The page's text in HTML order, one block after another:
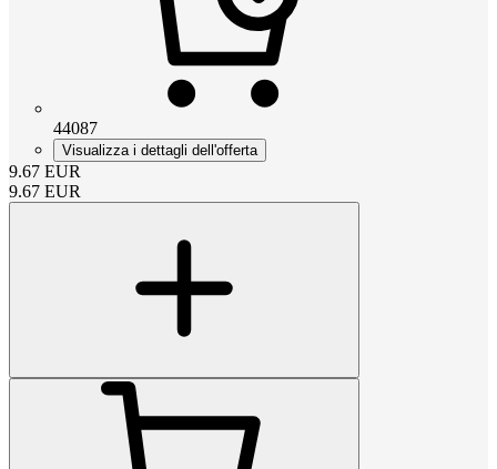
44087
Visualizza i dettagli dell'offerta
9.67 EUR
9.67 EUR